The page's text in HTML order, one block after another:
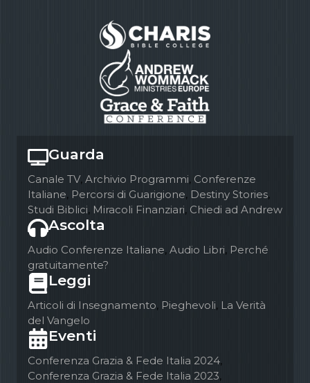
Guarda
Canale TV, Archivio Programmi, Conferenze
Italiane, Percorsi di Guarigione, Destiny Stories,
Studi Biblici, Miracoli Finanziari, Chiedi ad Andrew
Ascolta
Audio Conferenze Italiane, Audio Libri, Perché
gratuitamente?
Leggi
Articoli di Insegnamento, Pieghevoli, La Verità
del Vangelo
Eventi
Conferenza Grazia & Fede Italia 2024,
Conferenza Grazia & Fede Italia 2023,